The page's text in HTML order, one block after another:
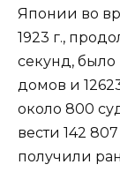
Японии во
1923 г.,
секунд, было
домов и
около 800
вести 142
получили